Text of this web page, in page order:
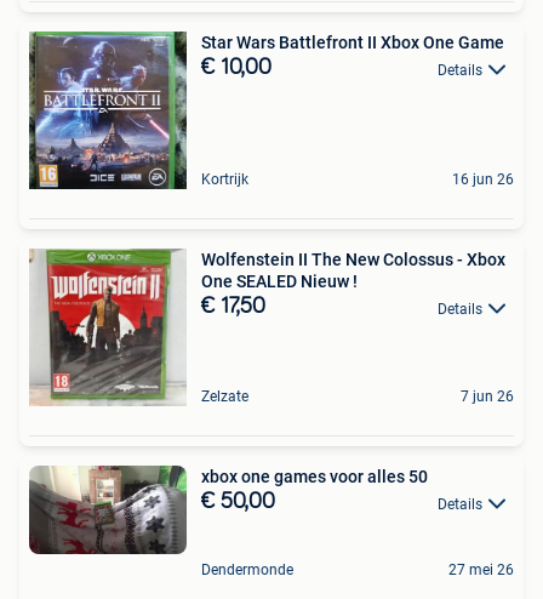
Star Wars Battlefront II Xbox One Game
€ 10,00 Details
Kortrijk 16 jun 26
Wolfenstein II The New Colossus - Xbox
One SEALED Nieuw !
€ 17,50 Details
Zelzate 7 jun 26
xbox one games voor alles 50
€ 50,00 Details
Dendermonde 27 mei 26